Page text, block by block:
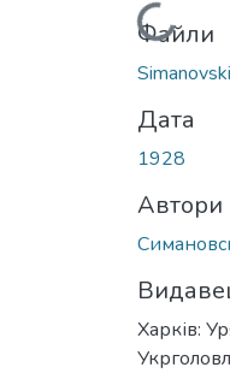
Вантажиться...
Файли
Дата
1928
Автори
Харків: